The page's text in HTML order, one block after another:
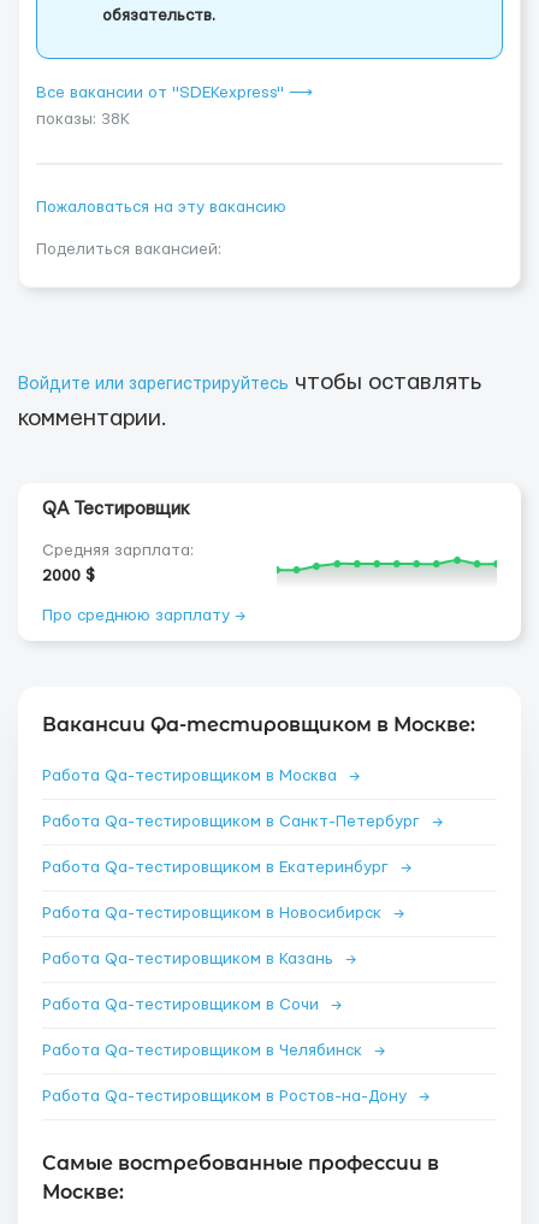
обязательств.
Все вакансии от "SDEKexpress" ⟶
показы: 38K
Пожаловаться на эту вакансию
Поделиться вакансией:
Войдите или зарегистрируйтесь чтобы оставлять
комментарии.
QA Тестировщик
Средняя зарплата:
2000 $
Про среднюю зарплату →
Вакансии Qa-тестировщиком в Москве:
Работа Qa-тестировщиком в Москва →
Работа Qa-тестировщиком в Санкт-Петербург →
Работа Qa-тестировщиком в Екатеринбург →
Работа Qa-тестировщиком в Новосибирск →
Работа Qa-тестировщиком в Казань →
Работа Qa-тестировщиком в Сочи →
Работа Qa-тестировщиком в Челябинск →
Работа Qa-тестировщиком в Ростов-на-Дону →
Самые востребованные профессии в
Москве: